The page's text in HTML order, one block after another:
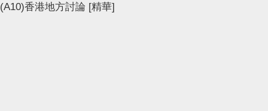
(A10)香港地方討論 [精華]